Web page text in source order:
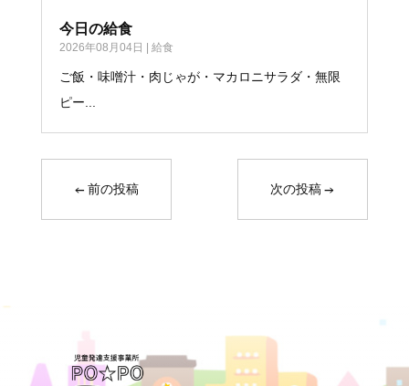
今日の給食
2026年08月04日 給食
ご飯・味噌汁・肉じゃが・マカロニサラダ・無限
ピー...
←前の投稿 次の投稿→